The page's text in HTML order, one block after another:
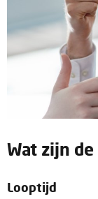
Wat zijn
Looptijd